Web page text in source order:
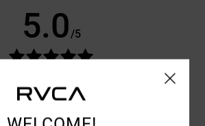
5.0/5
NOSTRI CLIENTI CONSIGLIA QUESTO
PRODOTTO